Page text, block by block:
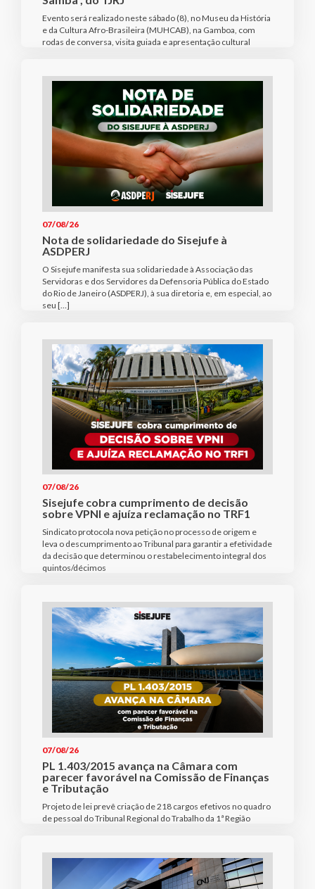
Evento será realizado neste sábado (8), no Museu da História
e da Cultura Afro-Brasileira (MUHCAB), na Gamboa, com
rodas de conversa, visita guiada e apresentação cultural
07/08/26
Nota de solidariedade do Sisejufe à
ASDPERJ
O Sisejufe manifesta sua solidariedade à Associação das
Servidoras e dos Servidores da Defensoria Pública do Estado
do Rio de Janeiro (ASDPERJ), à sua diretoria e, em especial, ao
seu […]
07/08/26
Sisejufe cobra cumprimento de decisão
sobre VPNI e ajuíza reclamação no TRF1
Sindicato protocola nova petição no processo de origem e
leva o descumprimento ao Tribunal para garantir a efetividade
da decisão que determinou o restabelecimento integral dos
quintos/décimos
07/08/26
PL 1.403/2015 avança na Câmara com
parecer favorável na Comissão de Finanças
e Tributação
Projeto de lei prevê criação de 218 cargos efetivos no quadro
de pessoal do Tribunal Regional do Trabalho da 1ª Região